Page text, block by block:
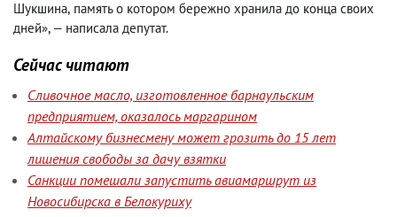
Шукшина, память о котором бережно хранила до конца своих
дней», — написала депутат.
Сейчас читают
Сливочное масло, изготовленное барнаульским
предприятием, оказалось маргарином
Алтайскому бизнесмену может грозить до 15 лет
лишения свободы за дачу взятки
Санкции помешали запустить авиамаршрут из
Новосибирска в Белокуриху